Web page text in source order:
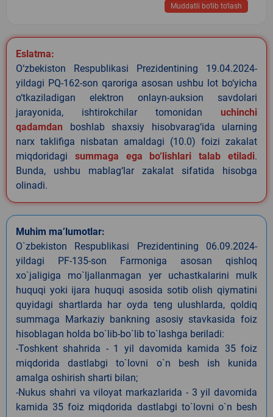
Muddatli bo‘lib to‘lash
Eslatma:
O‘zbekiston Respublikasi Prezidentining 19.04.2024-
yildagi PQ-162-son qaroriga asosan ushbu lot bo‘yicha
o‘tkaziladigan elektron onlayn-auksion savdolari
jarayonida, ishtirokchilar tomonidan uchinchi
qadamdan boshlab shaxsiy hisobvarag‘ida ularning
narx taklifiga nisbatan amaldagi (10.0) foizi zakalat
miqdoridagi summaga ega bo‘lishlari talab etiladi.
Bunda, ushbu mablag‘lar zakalat sifatida hisobga
olinadi.
Muhim ma’lumotlar:
O`zbekiston Respublikasi Prezidentining 06.09.2024-
yildagi PF-135-son Farmoniga asosan qishloq
xo`jaligiga mo`ljallanmagan yer uchastkalarini mulk
huquqi yoki ijara huquqi asosida sotib olish qiymatini
quyidagi shartlarda har oyda teng ulushlarda, qoldiq
summaga Markaziy bankning asosiy stavkasida foiz
hisoblagan holda bo`lib-bo`lib to`lashga beriladi:
-Toshkent shahrida - 1 yil davomida kamida 35 foiz
miqdorida dastlabgi to`lovni o`n besh ish kunida
amalga oshirish sharti bilan;
-Nukus shahri va viloyat markazlarida - 3 yil davomida
kamida 35 foiz miqdorida dastlabgi to`lovni o`n besh